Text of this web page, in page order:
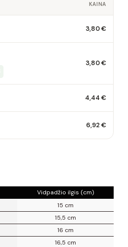
KAINA
3,80 €
3,80 €
4,44 €
6,92 €
Vidpadžio ilgis (cm)
15 cm
15,5 cm
16 cm
16,5 cm